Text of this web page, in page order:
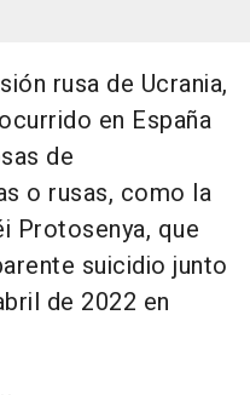
rusa de Ucrania,
en España
de
o rusas, como la
Protosenya, que
suicidio junto
de 2022 en